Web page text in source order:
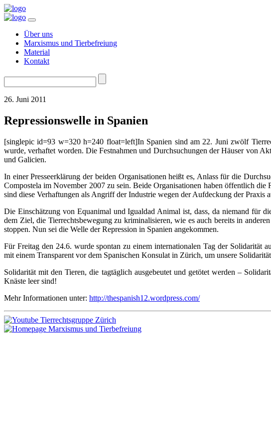
Über uns
Marxismus und Tierbefreiung
Material
Kontakt
Suchen
nach:
26. Juni 2011
Repressionswelle in Spanien
[singlepic id=93 w=320 h=240 float=left]In Spanien sind am 22. Juni zwölf
wurde, verhaftet worden. Die Festnahmen und Durchsuchungen der Häuser von
und Galicien.
In einer Presseerklärung der beiden Organisationen heißt es, Anlass für die
Compostela im November 2007 zu sein. Beide Organisationen haben öffentlich
sind diese Verhaftungen als Angriff der Industrie wegen der Aufdeckung der Praxis
Die Einschätzung von Equanimal und Igualdad Animal ist, dass, da niemand für
dem Ziel, die Tierrechtsbewegung zu kriminalisieren, wie es auch bereits in
stoppen. Nun sei die Welle der Repression in Spanien angekommen.
Für Freitag den 24.6. wurde spontan zu einem internationalen Tag der Solidarität
mit einem Transparent vor dem Spanischen Konsulat in Zürich, um unsere
Solidarität mit den Tieren, die tagtäglich ausgebeutet und getötet werden –
Knäste leer sind!
Mehr Informationen unter: http://thespanish12.wordpress.com/